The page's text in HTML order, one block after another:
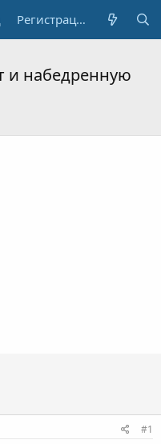
Регистрация
и набедренную
#1